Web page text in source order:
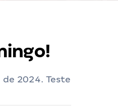
de 2024. Teste